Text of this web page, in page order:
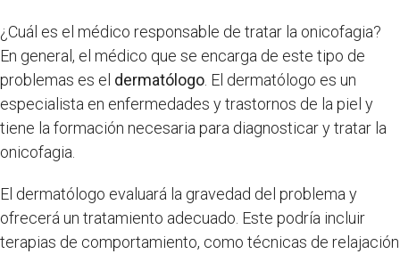
¿Cuál es el médico responsable de tratar la onicofagia?
En general, el médico que se encarga de este tipo de
problemas es el dermatólogo . El dermatólogo es un
especialista en enfermedades y trastornos de la piel y
tiene la formación necesaria para diagnosticar y tratar la
onicofagia.
El dermatólogo evaluará la gravedad del problema y
ofrecerá un tratamiento adecuado. Este podría incluir
terapias de comportamiento, como técnicas de relajación